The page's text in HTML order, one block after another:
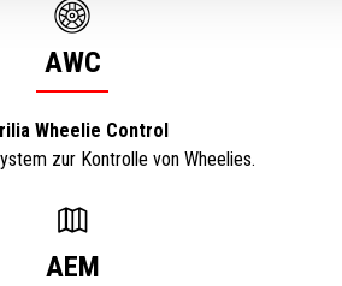
AWC
Wheelie Control
zur Kontrolle von Wheelies.
AEM